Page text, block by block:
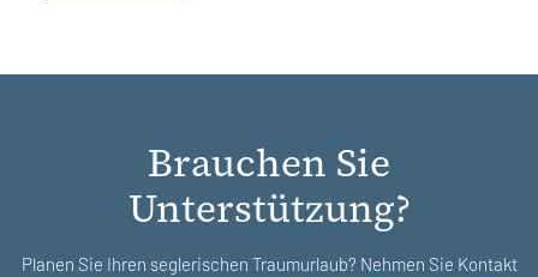
Brauchen Sie
Unterstützung?
Planen Sie Ihren seglerischen Traumurlaub? Nehmen Sie Kontakt